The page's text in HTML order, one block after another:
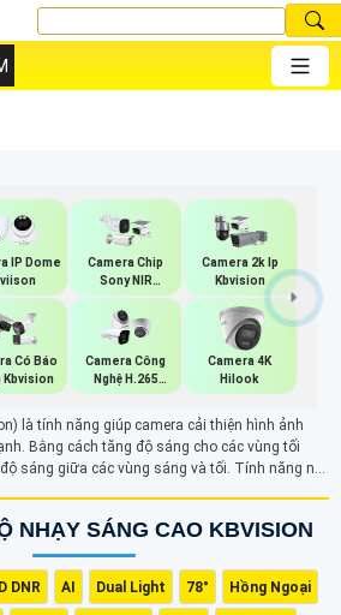
IP Dome
Camera Chip
Sony NIR
KBvision
Camera 2k Ip
Kbvision
Có Báo
Kbvision
Camera Công
Nghệ H.265
Hikvision
Camera 4K
Hilook
là tính năng giúp camera cải thiện hình ảnh
Bằng cách tăng độ sáng cho các vùng tối
sáng giữa các vùng sáng và tối. Tính năng này
NHẠY SÁNG CAO KBVISION
DNR AI Dual Light 78° Hồng Ngoại